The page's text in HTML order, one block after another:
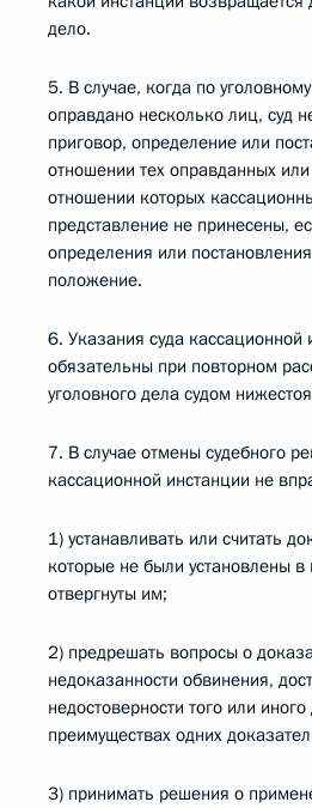
дело.
5. В случае, когда по
оправдано несколько лиц, суд
приговор, определение или
отношении тех оправданных
отношении которых
представление не принесены,
определения или
положение.
6. Указания суда кассационной
обязательны при повторном
уголовного дела судом
7. В случае отмены судебного
кассационной инстанции не
1) устанавливать или считать
которые не были установлены
отвергнуты им;
2) предрешать вопросы о
недоказанности обвинения,
недостоверности того или
преимуществах одних
3) принимать решения о